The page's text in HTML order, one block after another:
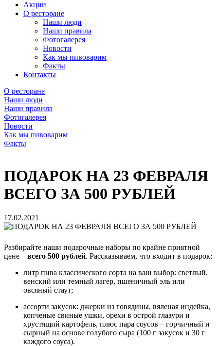
Акции
О ресторане
Наши люди
Наши правила
Фотогалерея
Новости
Как мы пивоварим
Факты
Контакты
О ресторане
Наши люди
Наши правила
Фотогалерея
Новости
Как мы пивоварим
Факты
ПОДАРОК НА 23 ФЕВРАЛЯ
ВСЕГО ЗА 500 РУБЛЕЙ
17.02.2021
Разбирайте наши подарочные наборы по крайне приятной
цене – всего 500 рублей. Рассказываем, что входит в подарок:
литр пива классического сорта на ваш выбор: светлый,
венский или темный лагер, пшеничный эль или
овсяный стаут;
ассорти закусок: джерки из говядины, вяленая индейка,
копченые свиные ушки, орехи в острой глазури и
хрустящий картофель, плюс пара соусов – горчичный и
сырный на основе голубого сыра (100 г закусок и 30 г
каждого соуса).